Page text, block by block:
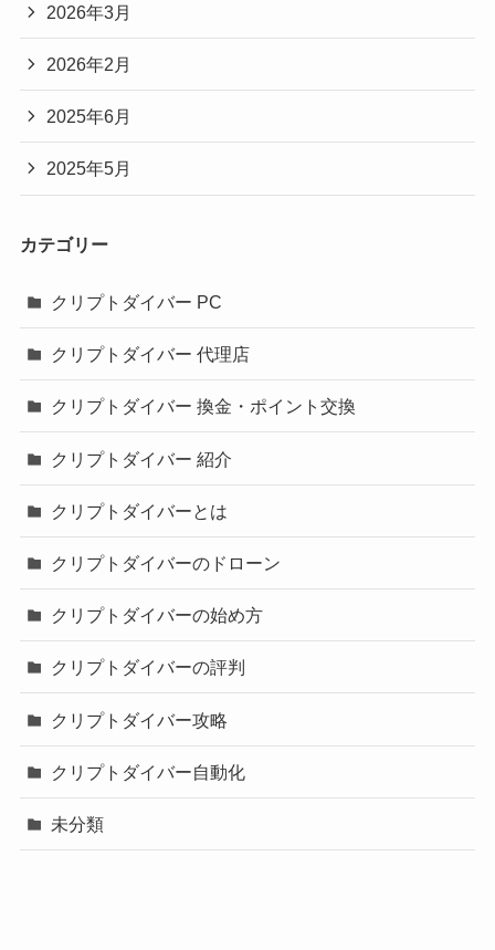
2026年3月
2026年2月
2025年6月
2025年5月
カテゴリー
クリプトダイバー PC
クリプトダイバー 代理店
クリプトダイバー 換金・ポイント交換
クリプトダイバー 紹介
クリプトダイバーとは
クリプトダイバーのドローン
クリプトダイバーの始め方
クリプトダイバーの評判
クリプトダイバー攻略
クリプトダイバー自動化
未分類